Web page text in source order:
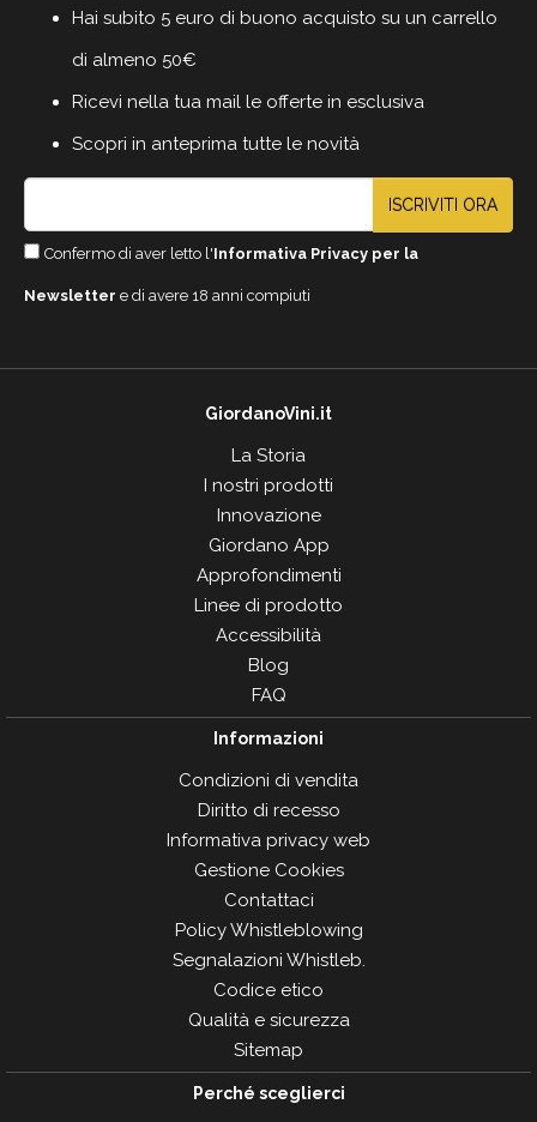
Hai subito 5 euro di buono acquisto su un carrello
di almeno 50€
Ricevi nella tua mail le offerte in esclusiva
Scopri in anteprima tutte le novità
ISCRIVITI ORA
Confermo di aver letto l'Informativa Privacy per la
Newsletter e di avere 18 anni compiuti
GiordanoVini.it
La Storia
I nostri prodotti
Innovazione
Giordano App
Approfondimenti
Linee di prodotto
Accessibilità
Blog
FAQ
Informazioni
Condizioni di vendita
Diritto di recesso
Informativa privacy web
Gestione Cookies
Contattaci
Policy Whistleblowing
Segnalazioni Whistleb.
Codice etico
Qualità e sicurezza
Sitemap
Perché sceglierci